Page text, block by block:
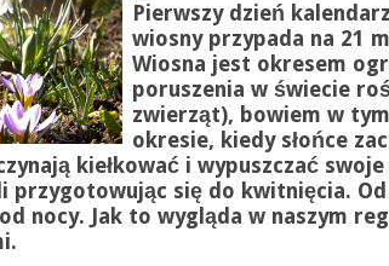
Pierwszy dzień
wiosny przypada na 21
Wiosna jest okresem
poruszenia w świecie
zwierząt), bowiem w tym
okresie, kiedy słońce
kiełkować i wypuszczać
przygotowując się do kwitnięcia.
nocy. Jak to wygląda w naszym